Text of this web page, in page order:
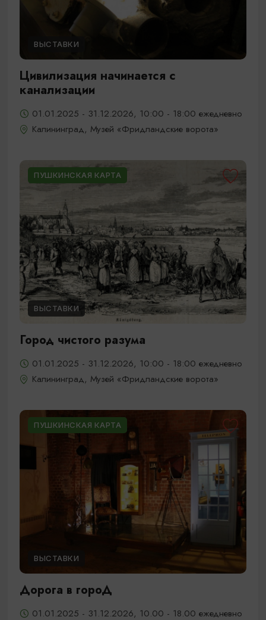
ВЫСТАВКИ
Цивилизация начинается с
канализации
01.01.2025 - 31.12.2026, 10:00 - 18:00 ежедневно
Калининград, Музей «Фридландские ворота»
ПУШКИНСКАЯ КАРТА
ВЫСТАВКИ
Город чистого разума
01.01.2025 - 31.12.2026, 10:00 - 18:00 ежедневно
Калининград, Музей «Фридландские ворота»
ПУШКИНСКАЯ КАРТА
ВЫСТАВКИ
Дорога в гороД
01.01.2025 - 31.12.2026, 10.00 - 18.00 ежедневно